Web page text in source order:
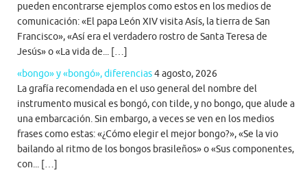
pueden encontrarse ejemplos como estos en los medios de
comunicación: «El papa León XIV visita Asís, la tierra de San
Francisco», «Así era el verdadero rostro de Santa Teresa de
Jesús» o «La vida de... […]
«bongo» y «bongó», diferencias4 agosto, 2026
La grafía recomendada en el uso general del nombre del
instrumento musical es bongó, con tilde, y no bongo, que alude a
una embarcación. Sin embargo, a veces se ven en los medios
frases como estas: «¿Cómo elegir el mejor bongo?», «Se la vio
bailando al ritmo de los bongos brasileños» o «Sus componentes,
con... […]